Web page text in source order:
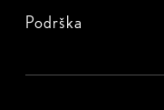
Podrška